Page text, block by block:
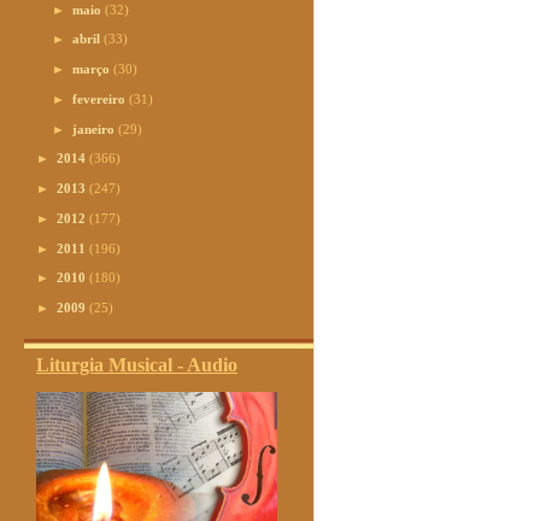
►maio(32)
►abril(33)
►março(30)
►fevereiro(31)
► janeiro(29)
► 2014 (366)
► 2013 (247)
► 2012 (177)
► 2011 (196)
► 2010 (180)
► 2009 (25)
Liturgia Musical - Audio